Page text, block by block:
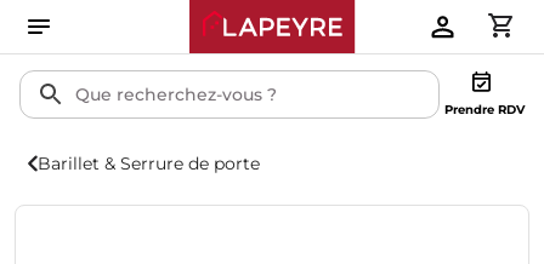
Prendre RDV
Barillet & Serrure de porte